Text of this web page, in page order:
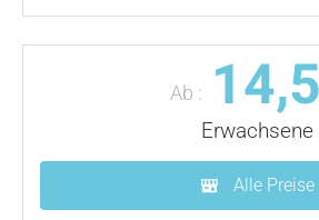
Ab : 14,5
Erwachsene
Alle Preise